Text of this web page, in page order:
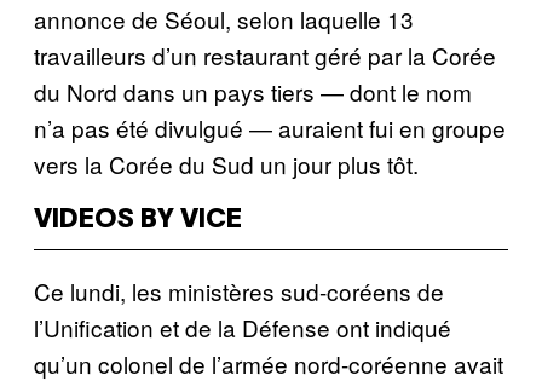
annonce de Séoul, selon laquelle 13
travailleurs d’un restaurant géré par la Corée
du Nord dans un pays tiers — dont le nom
n’a pas été divulgué — auraient fui en groupe
vers la Corée du Sud un jour plus tôt.
VIDEOS BY VICE
Ce lundi, les ministères sud-coréens de
l’Unification et de la Défense ont indiqué
qu’un colonel de l’armée nord-coréenne avait